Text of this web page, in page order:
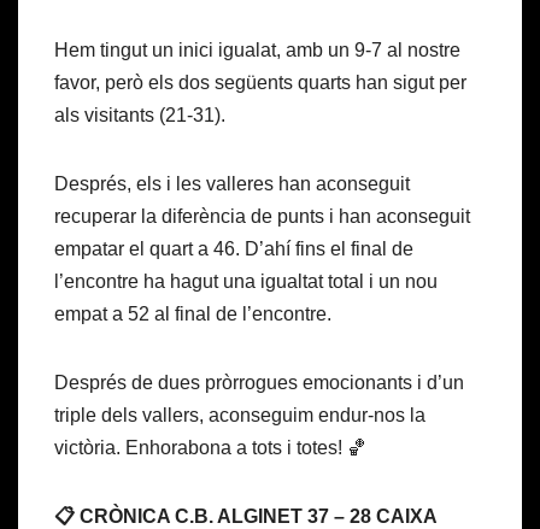
Hem tingut un inici igualat, amb un 9-7 al nostre
favor, però els dos següents quarts han sigut per
als visitants (21-31).
Després, els i les valleres han aconseguit
recuperar la diferència de punts i han aconseguit
empatar el quart a 46. D’ahí fins el final de
l’encontre ha hagut una igualtat total i un nou
empat a 52 al final de l’encontre.
Després de dues pròrrogues emocionants i d’un
triple dels vallers, aconseguim endur-nos la
victòria. Enhorabona a tots i totes! 🏀
📋 CRÒNICA C.B. ALGINET 37 – 28 CAIXA